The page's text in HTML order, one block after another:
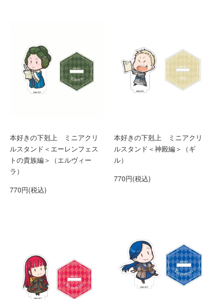
本好きの下剋上 ミニアクリ
ルスタンド＜エーレンフェス
トの貴族編＞（エルヴィー
ラ）
770円(税込)
本好きの下剋上 ミニアクリ
ルスタンド＜神殿編＞（ギ
ル）
770円(税込)